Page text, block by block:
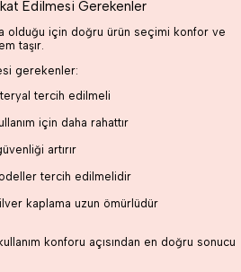
Edilmesi Gerekenler
olduğu için doğru ürün seçimi konfor ve
taşır.
gerekenler:
tercih edilmeli
için daha rahattır
artırır
tercih edilmelidir
kaplama uzun ömürlüdür
konforu açısından en doğru sonucu